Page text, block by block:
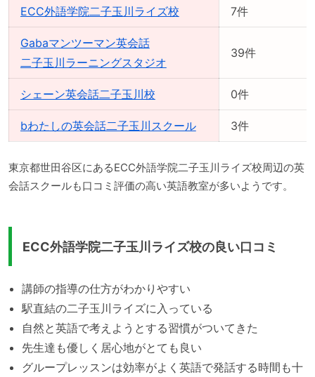
ECC外語学院二子玉川ライズ校 7件
Gabaマンツーマン英会話
二子玉川ラーニングスタジオ
39件
シェーン英会話二子玉川校 0件
bわたしの英会話二子玉川スクール 3件
東京都世田谷区にあるECC外語学院二子玉川ライズ校周辺の英
会話スクールも口コミ評価の高い英語教室が多いようです。
ECC外語学院二子玉川ライズ校の良い口コミ
講師の指導の仕方がわかりやすい
駅直結の二子玉川ライズに入っている
自然と英語で考えようとする習慣がついてきた
先生達も優しく居心地がとても良い
グループレッスンは効率がよく英語で発話する時間も十